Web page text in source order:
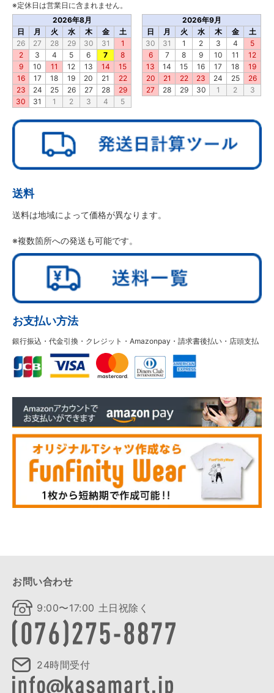
2026年8月
日
月 火 水 木 金
土
26
27 28 29 30 31
1
2
3 4 5 6 7
8
9
10 11 12 13 14
15
16
17 18 19 20 21
22
23
24 25 26 27 28
29
30
31 1 2 3 4 5
2026年9月
日
月 火 水 木 金
土
30
31 1 2 3 4
5
6
7 8 9 10 11
12
13
14 15 16 17 18
19
20
21 22 23 24 25
26
27
28 29 30 1 2 3
※定休日は営業日に含まれません。
送料
送料は地域によって価格が異なります。
※複数箇所への発送も可能です。
お支払い方法
銀行振込・代金引換・クレジット・Amazonpay・請求書後払い・店頭支払
お問い合わせ
9:00〜17:00 土日祝除く
24時間受付